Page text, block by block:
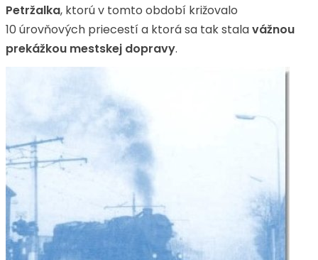
Petržalka, ktorú v tomto období križovalo
10 úrovňových priecestí a ktorá sa tak stalavážnou
prekážkou mestskej dopravy.